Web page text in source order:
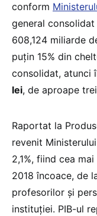
conform
general
608,124 miliarde
puțin 15% din
consolidat, atunci
lei, de aproape
Raportat la
revenit
2,1%, fiind cea
2018 încoace, de
profesorilor și
instituției. PIB-ul